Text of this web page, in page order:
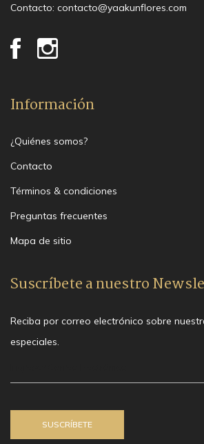
Contacto: contacto@yaakunflores.com
Información
¿Quiénes somos?
Contacto
Términos & condiciones
Preguntas frecuentes
Mapa de sitio
Suscríbete a nuestro
Reciba por correo electrónico sobre
especiales.